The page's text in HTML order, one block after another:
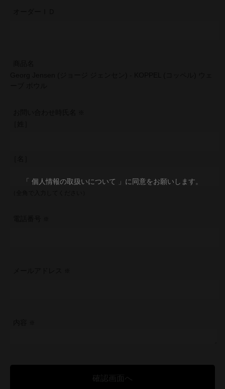
「 個人情報の取扱いについて 」に同意をお願いします。